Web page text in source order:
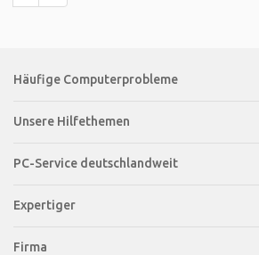
Häufige Computerprobleme
Unsere Hilfethemen
PC-Service deutschlandweit
Expertiger
Firma